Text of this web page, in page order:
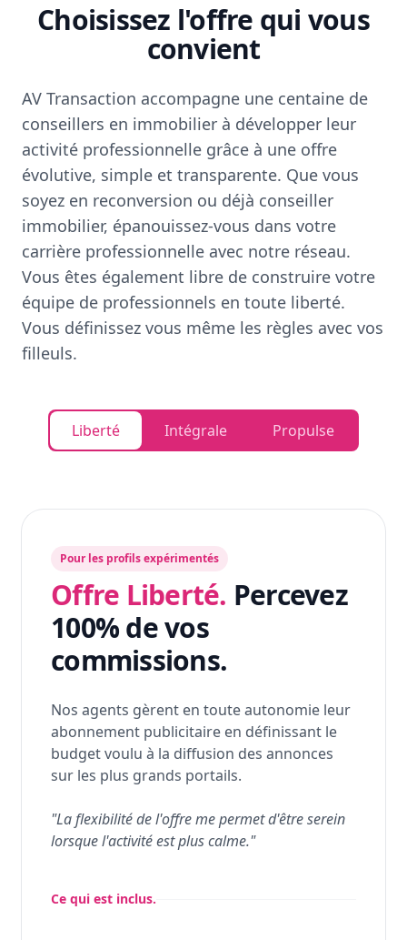
Choisissez l'offre qui vous
convient
AV Transaction accompagne une centaine de
conseillers en immobilier à développer leur
activité professionnelle grâce à une offre
évolutive, simple et transparente. Que vous
soyez en reconversion ou déjà conseiller
immobilier, épanouissez-vous dans votre
carrière professionnelle avec notre réseau.
Vous êtes également libre de construire votre
équipe de professionnels en toute liberté.
Vous définissez vous même les règles avec vos
filleuls.
Liberté Intégrale Propulse
Pour les profils expérimentés
Offre Liberté. Percevez
100% de vos
commissions.
Nos agents gèrent en toute autonomie leur
abonnement publicitaire en définissant le
budget voulu à la diffusion des annonces
sur les plus grands portails.
"La flexibilité de l'offre me permet d'être serein
lorsque l'activité est plus calme."
Ce qui est inclus.